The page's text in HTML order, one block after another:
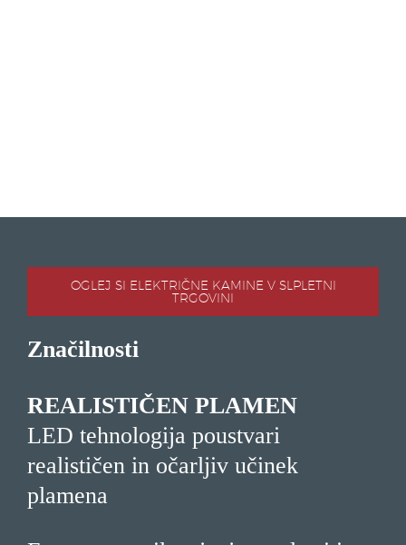
OGLEJ SI ELEKTRIČNE KAMINE V SLPLETNI
TRGOVINI
Značilnosti
REALISTIČEN PLAMEN
LED tehnologija poustvari
realističen in očarljiv učinek
plamena